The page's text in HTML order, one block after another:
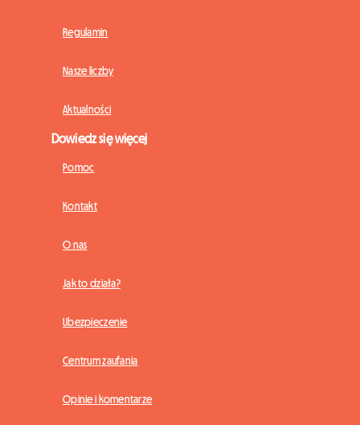
Regulamin
Nasze liczby
Aktualności
Dowiedz się więcej
Pomoc
Kontakt
O nas
Jak to działa?
Ubezpieczenie
Centrum zaufania
Opinie i komentarze